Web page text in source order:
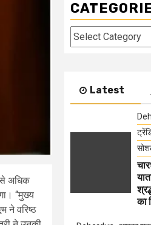
से अधिक
“मुख्य
ने वरिष्ठ
Categories
Latest
का